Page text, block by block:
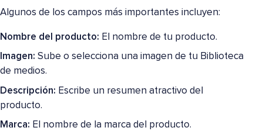
Algunos de los campos más importantes incluyen:
Nombre del producto: El nombre de tu producto.
Imagen: Sube o selecciona una imagen de tu Biblioteca
de medios.
Descripción: Escribe un resumen atractivo del
producto.
Marca: El nombre de la marca del producto.